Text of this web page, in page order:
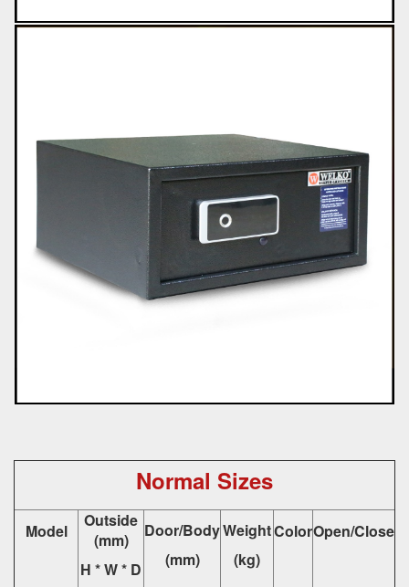
Normal Sizes
Model
Outside
(mm)
H * W * D
Door/Body
(mm)
Weight
(kg)
ColorOpen/Close